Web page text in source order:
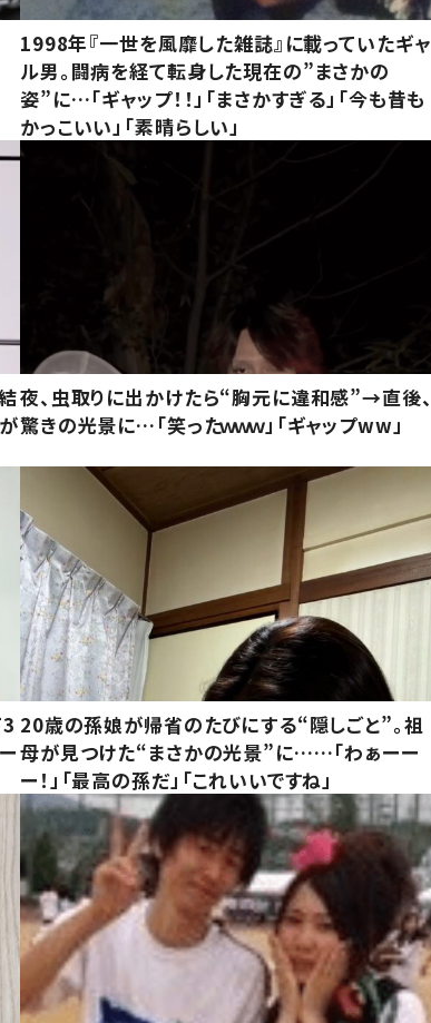
1998年『一世を風靡した雑誌』に載っていたギャ
ル男。闘病を経て転身した現在の”まさかの
姿”に…「ギャップ！！」「まさかすぎる」「今も昔も
かっこいい」「素晴らしい」
夜、虫取りに出かけたら“胸元に違和感”→直後、
驚きの光景に…「笑ったｗｗｗ」「ギャップww」
20歳の孫娘が帰省のたびにする“隠しごと”。祖
母が見つけた“まさかの光景”に……「わぁーー
ー！」「最高の孫だ」「これいいですね」